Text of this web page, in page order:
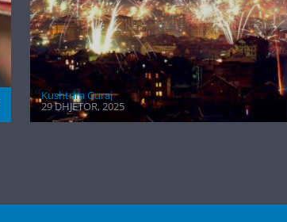
Kushtrim Guraj
29 DHJETOR, 2025